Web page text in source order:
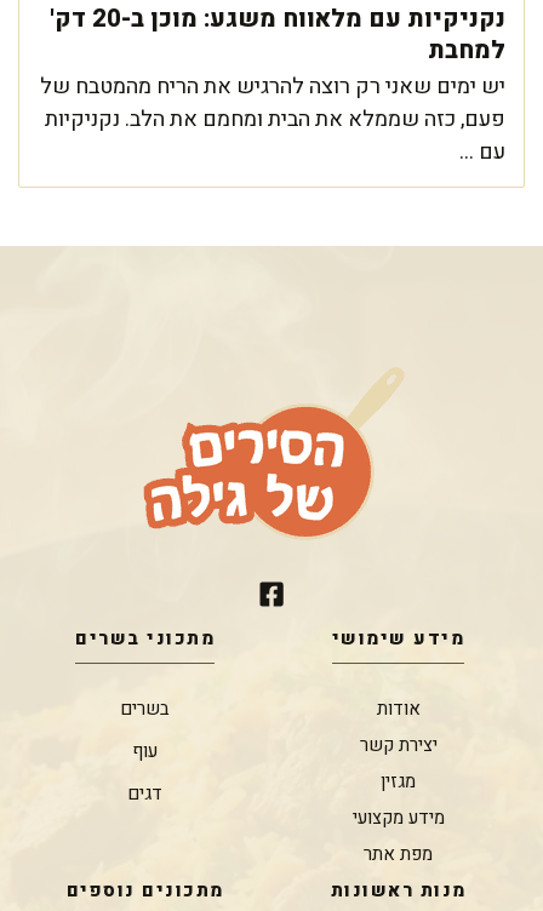
נקניקיות עם מלאווח משגע: מוכן ב-20 דק'
למחבת
יש ימים שאני רק רוצה להרגיש את הריח מהמטבח של
פעם, כזה שממלא את הבית ומחמם את הלב. נקניקיות
עם ...
מידע שימושי
אודות
יצירת קשר
מגזין
מידע מקצועי
מפת אתר
מתכוני בשרים
בשרים
עוף
דגים
מנות ראשונות מתכונים נוספים